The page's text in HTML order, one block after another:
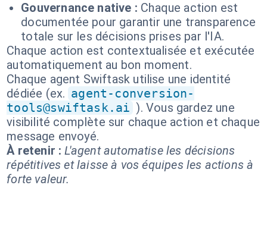
Gouvernance native : Chaque action est
documentée pour garantir une transparence
totale sur les décisions prises par l'IA.
Chaque action est contextualisée et exécutée
automatiquement au bon moment.
Chaque agent Swiftask utilise une identité
dédiée (ex. agent-conversion-
tools@swiftask.ai ). Vous gardez une
visibilité complète sur chaque action et chaque
message envoyé.
À retenir : L'agent automatise les décisions
répétitives et laisse à vos équipes les actions à
forte valeur.